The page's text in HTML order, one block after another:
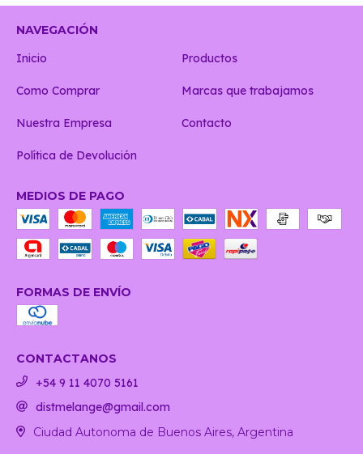
NAVEGACIÓN
Inicio
Productos
Como Comprar Marcas que trabajamos
Nuestra Empresa Contacto
Política de Devolución
MEDIOS DE PAGO
FORMAS DE ENVÍO
CONTACTANOS
+54 9 11 4070 5161
distmelange@gmail.com
Ciudad Autonoma de Buenos Aires, Argentina